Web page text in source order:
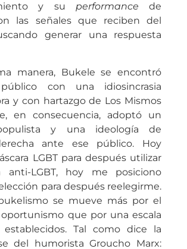
y su performance de
las señales que reciben del
generar una respuesta
manera, Bukele se encontró
con una idiosincrasia
y con hartazgo de Los Mismos
en consecuencia, adoptó un
y una ideología de
ante ese público. Hoy
LGBT para después utilizar
anti-LGBT, hoy me posiciono
para después reelegirme.
se mueve más por el
que por una escala
establecidos. Tal como dice la
del humorista Groucho Marx: